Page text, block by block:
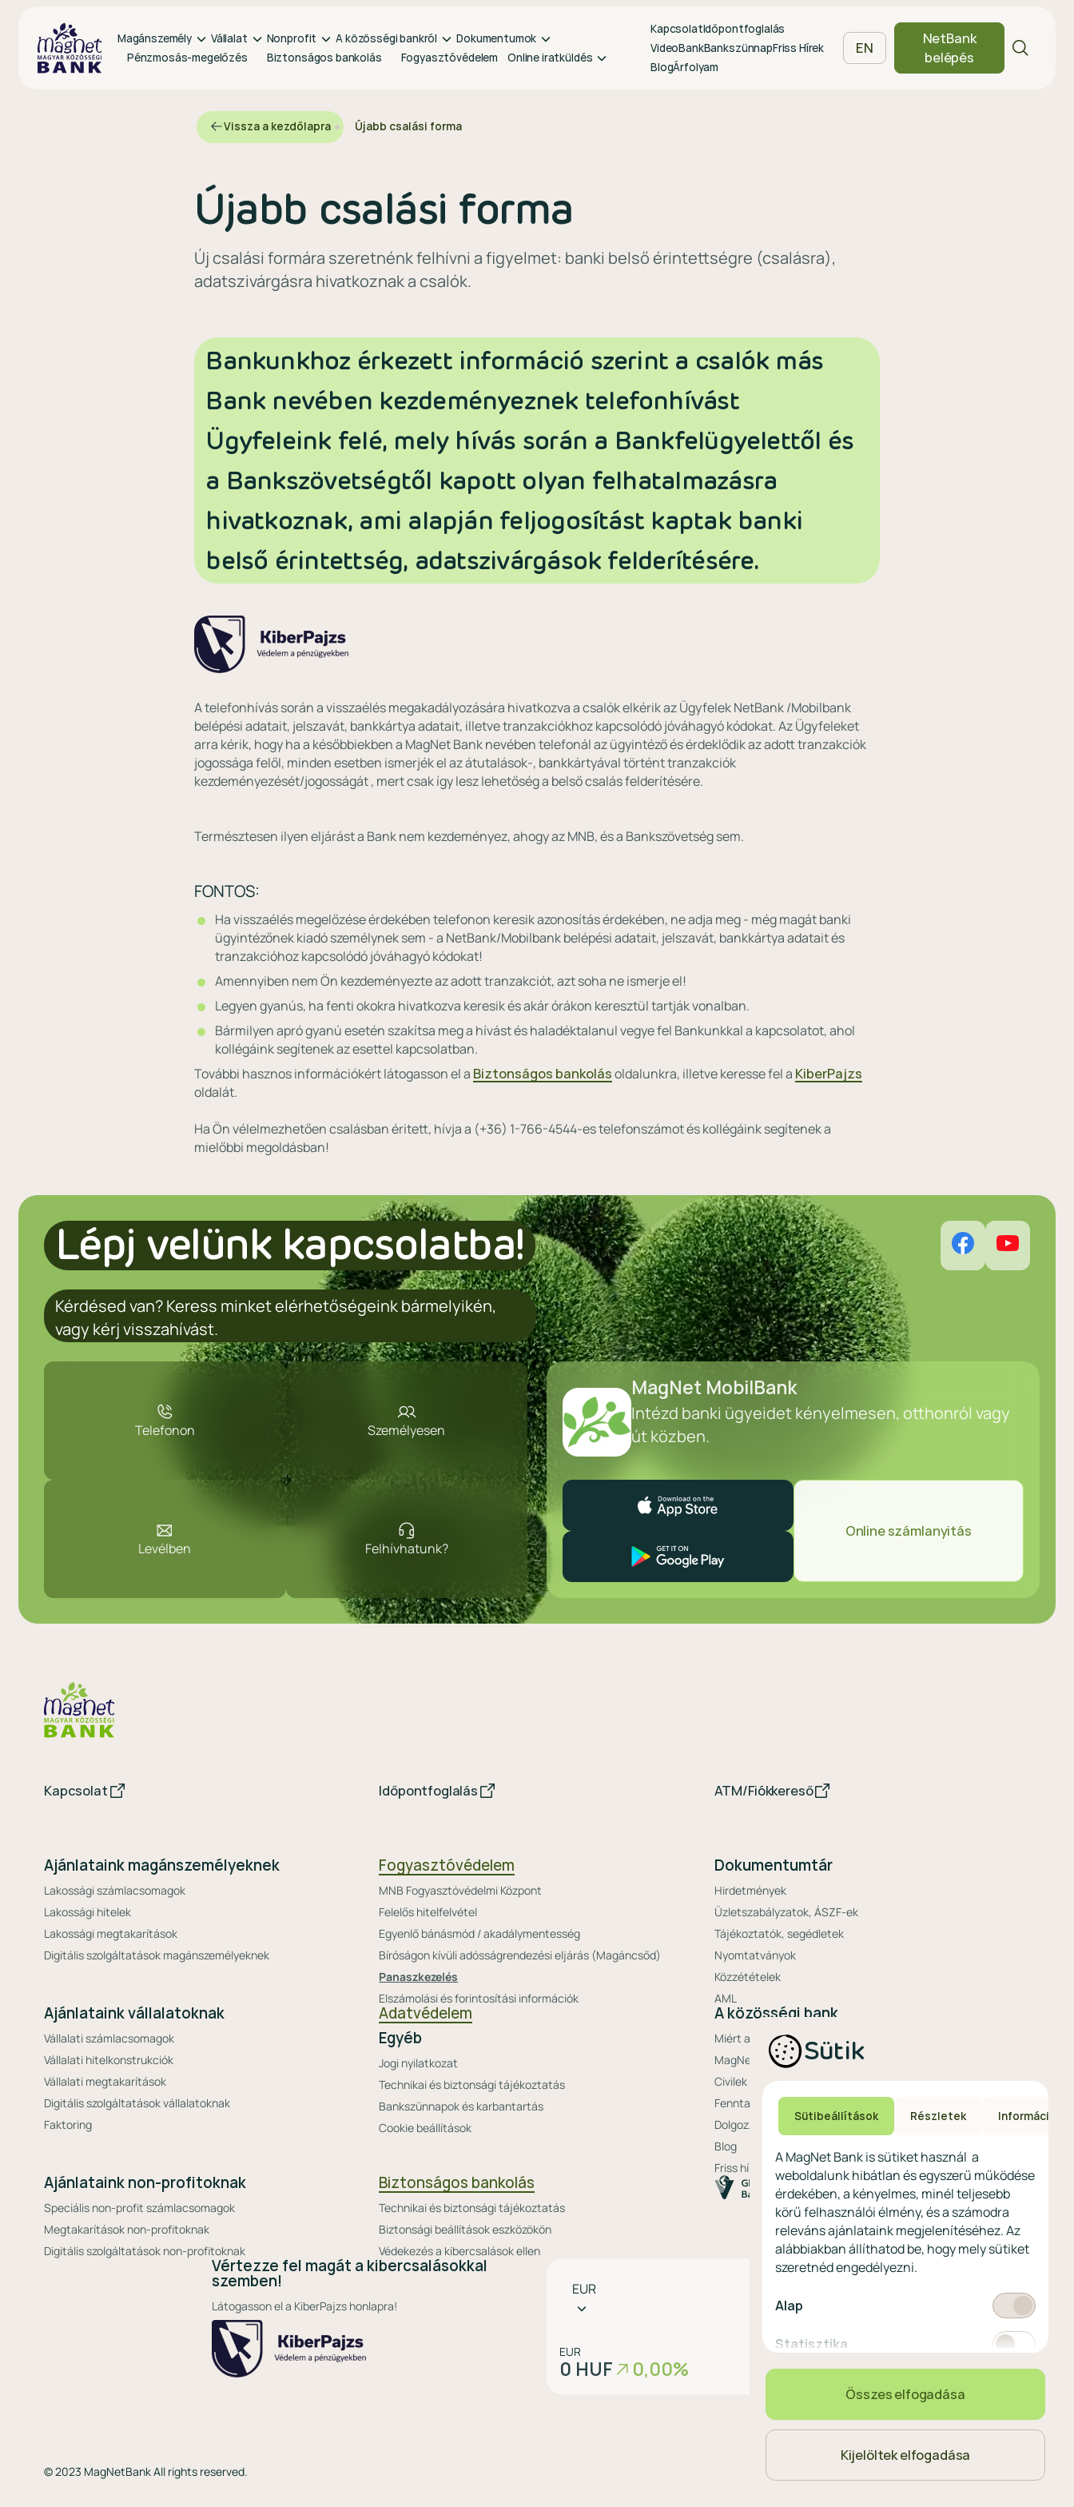
Magánszemély Vállalat Nonprofit A közösségi bankról
Dokumentumok
Pénzmosás-megelőzés
Biztonságos bankolás Fogyasztóvédelem Online iratküldés
KapcsolatIdőpontfoglalás
VideoBankBankszünnapFriss Hírek
BlogÁrfolyam
EN
NetBank
belépés
Vissza a kezdőlapra Újabb csalási forma
Újabb csalási forma
Új csalási formára szeretnénk felhívni a figyelmet: banki belső érintettségre (csalásra),
adatszivárgásra hivatkoznak a csalók.
Bankunkhoz érkezett információ szerint a csalók más
Bank nevében kezdeményeznek telefonhívást
Ügyfeleink felé, mely hívás során a Bankfelügyelettől és
a Bankszövetségtől kapott olyan felhatalmazásra
hivatkoznak, ami alapján feljogosítást kaptak banki
belső érintettség, adatszivárgások felderítésére.
A telefonhívás során a visszaélés megakadályozására hivatkozva a csalók elkérik az Ügyfelek NetBank /Mobilbank
belépési adatait, jelszavát, bankkártya adatait, illetve tranzakciókhoz kapcsolódó jóváhagyó kódokat. Az Ügyfeleket
arra kérik, hogy ha a későbbiekben a MagNet Bank nevében telefonál az ügyintéző és érdeklődik az adott tranzakciók
jogossága felől, minden esetben ismerjék el az átutalások-, bankkártyával történt tranzakciók
kezdeményezését/jogosságát , mert csak így lesz lehetőség a belső csalás felderítésére.
Természtesen ilyen eljárást a Bank nem kezdeményez, ahogy az MNB, és a Bankszövetség sem.
FONTOS:
Ha visszaélés megelőzése érdekében telefonon keresik azonosítás érdekében, ne adja meg - még magát banki
ügyintézőnek kiadó személynek sem - a NetBank/Mobilbank belépési adatait, jelszavát, bankkártya adatait és
tranzakcióhoz kapcsolódó jóváhagyó kódokat!
Amennyiben nem Ön kezdeményezte az adott tranzakciót, azt soha ne ismerje el!
Legyen gyanús, ha fenti okokra hivatkozva keresik és akár órákon keresztül tartják vonalban.
Bármilyen apró gyanú esetén szakítsa meg a hívást és haladéktalanul vegye fel Bankunkkal a kapcsolatot, ahol
kollégáink segítenek az esettel kapcsolatban.
További hasznos információkért látogasson el a Biztonságos bankolásoldalunkra, illetve keresse fel a KiberPajzs
oldalát.
Ha Ön vélelmezhetően csalásban éritett, hívja a (+36) 1-766-4544-es telefonszámot és kollégáink segítenek a
mielőbbi megoldásban!
Lépj velünk kapcsolatba!
Kérdésed van? Keress minket elérhetőségeink bármelyikén,
vagy kérj visszahívást.
Telefonon Személyesen
Levélben Felhívhatunk?
MagNet MobilBank
Intézd banki ügyeidet kényelmesen, otthonról vagy
út közben.
Online számlanyitás
Kapcsolat Időpontfoglalás ATM/Fiókkereső
Ajánlataink magánszemélyeknek
Lakossági számlacsomagok
Lakossági hitelek
Lakossági megtakarítások
Digitális szolgáltatások magánszemélyeknek
Fogyasztóvédelem
MNB Fogyasztóvédelmi Központ
Felelős hitelfelvétel
Egyenlő bánásmód / akadálymentesség
Bíróságon kívüli adósságrendezési eljárás (Magáncsőd)
Panaszkezelés
Elszámolási és forintosítási információk
Dokumentumtár
Hirdetmények
Üzletszabályzatok, ÁSZF-ek
Tájékoztatók, segédletek
Nyomtatványok
Közzétételek
AML
Ajánlataink vállalatoknak
Vállalati számlacsomagok
Vállalati hitelkonstrukciók
Vállalati megtakarítások
Digitális szolgáltatások vállalatoknak
Faktoring
Adatvédelem
Egyéb
Jogi nyilatkozat
Technikai és biztonsági tájékoztatás
Bankszünnapok és karbantartás
Cookie beállítások
A közösségi bank
Miért a MagNet?
MagNet Extrák
Civilek bankja
Fenntarthatóság a MagNetnél
Dolgozz nálunk
Blog
Friss hírek
Ajánlataink non-profitoknak
Speciális non-profit számlacsomagok
Megtakarítások non-profitoknak
Digitális szolgáltatások non-profitoknak
Biztonságos bankolás
Technikai és biztonsági tájékoztatás
Biztonsági beállítások eszközökön
Védekezés a kibercsalások ellen
Vértezze fel magát a kibercsalásokkal
szemben!
Látogasson el a KiberPajzs honlapra!
választó
EUR
EUR
0 HUF 0,00%
© 2023 MagNetBank All rights reserved. Nyelvválasztó
Magyar
Sütik
Sütibeállítások Részletek Információ
A MagNet Bank is sütiket használ a
weboldalunk hibátlan és egyszerű működése
érdekében, a kényelmes, minél teljesebb
körű felhasználói élmény, és a számodra
releváns ajánlataink megjelenítéséhez. Az
alábbiakban állíthatod be, hogy mely sütiket
szeretnéd engedélyezni.
Alap Kötelező
Statisztika Statisztikai
Marketing
Összes elfogadása
Kijelöltek elfogadása